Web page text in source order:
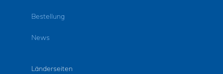
Bestellung
News
Länderseiten